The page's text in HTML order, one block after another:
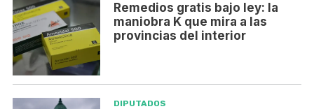
Remedios gratis bajo ley: la
maniobra K que mira a las
provincias del interior
DIPUTADOS